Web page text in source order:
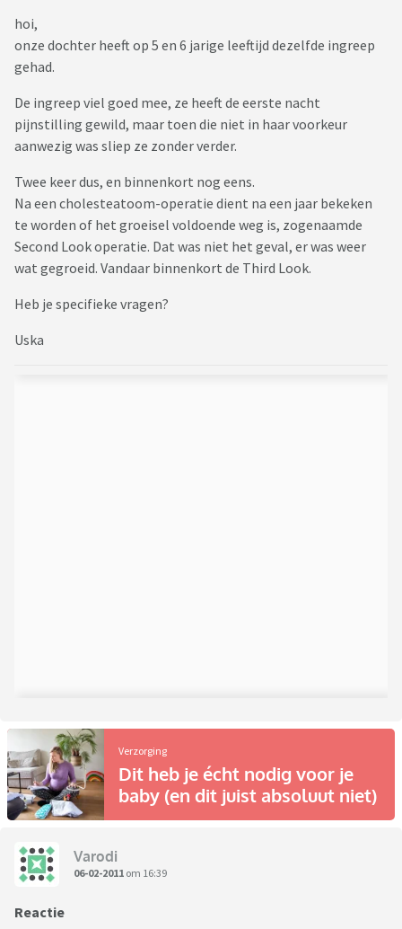
hoi,
onze dochter heeft op 5 en 6 jarige leeftijd dezelfde ingreep
gehad.
De ingreep viel goed mee, ze heeft de eerste nacht
pijnstilling gewild, maar toen die niet in haar voorkeur
aanwezig was sliep ze zonder verder.
Twee keer dus, en binnenkort nog eens.
Na een cholesteatoom-operatie dient na een jaar bekeken
te worden of het groeisel voldoende weg is, zogenaamde
Second Look operatie. Dat was niet het geval, er was weer
wat gegroeid. Vandaar binnenkort de Third Look.
Heb je specifieke vragen?
Uska
Verzorging
Dit heb je écht nodig voor je
baby (en dit juist absoluut niet)
Varodi
06-02-2011 om 16:39
Reactie